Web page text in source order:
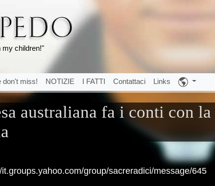
my children!"
don't miss! NOTIZIE I FATTI Contattaci Links
australiana fa i conti con la
group/sacreradici/message/645